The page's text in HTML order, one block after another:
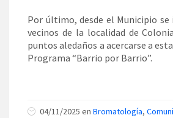
Por último, desde el Municipio
vecinos de la localidad de
puntos aledaños a acercarse a
Programa “Barrio por Barrio”.
04/11/2025 en Bromatología,